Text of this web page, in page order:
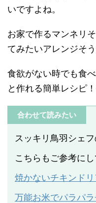
いですよね。
お家で作るマンネリ
てみたいアレンジそう
食欲がない時でも食
と作れる簡単レシピ
合わせて読みたい
スッキリ鳥羽シェ
こちらもご参考にし
焼かないチキンド
万能お米でパラパ